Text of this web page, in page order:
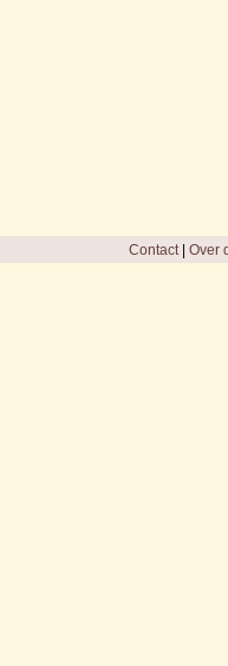
Contact| Over